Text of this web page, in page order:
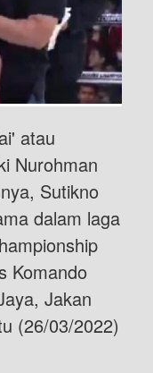
atau
Nurohman
Sutikno
dalam laga
Komando
Jakan
(26/03/2022)